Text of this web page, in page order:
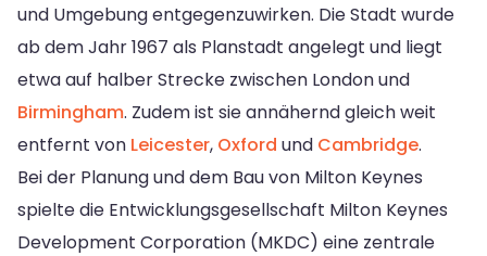
und Umgebung entgegenzuwirken. Die Stadt wurde
ab dem Jahr 1967 als Planstadt angelegt und liegt
etwa auf halber Strecke zwischen London und
Birmingham. Zudem ist sie annähernd gleich weit
entfernt von Leicester, Oxford und Cambridge.
Bei der Planung und dem Bau von Milton Keynes
spielte die Entwicklungsgesellschaft Milton Keynes
Development Corporation (MKDC) eine zentrale